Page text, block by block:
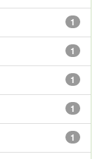
1
1
1
1
1